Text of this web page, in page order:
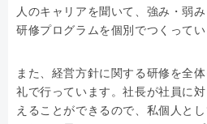
人のキャリアを聞いて、強み・弱
研修プログラムを個別でつくってい
また、経営方針に関する研修を全
礼で行っています。社長が社員に
えることができるので、私個人と